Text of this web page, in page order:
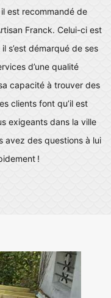
est recommandé de
Franck. Celui-ci est
s’est démarqué de ses
d’une qualité
capacité à trouver des
clients font qu’il est
exigeants dans la ville
avez des questions à lui
!